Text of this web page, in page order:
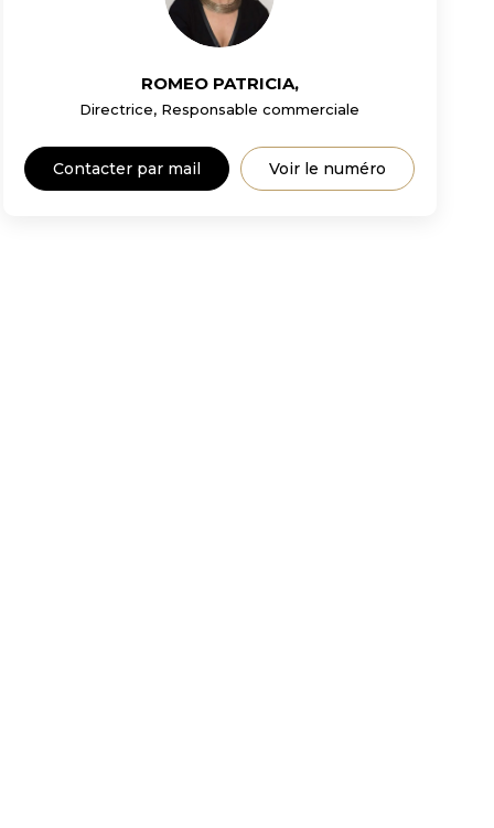
ROMEO PATRICIA,
Directrice, Responsable commerciale
Contacter par mail Voir le numéro